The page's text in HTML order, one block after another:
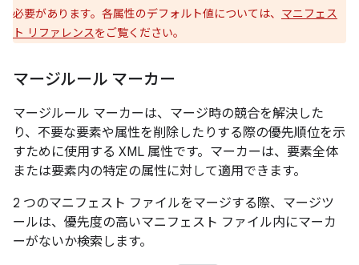
必要があります。各属性のデフォルト値については、 マニフェス
ト リファレンスをご覧ください。
マージルール マーカー
マージルール マーカーは、マージ時の競合を解決した
り、不要な要素や属性を削除したりする際の優先順位を示
すために使用する XML 属性です。マーカーは、要素全体
または要素内の特定の属性に対して適用できます。
2 つのマニフェスト ファイルをマージする際、マージツ
ールは、優先度の高いマニフェスト ファイル内にマーカ
ーがないか検索します。